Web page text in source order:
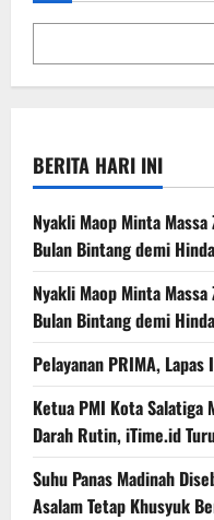
BERITA HARI INI
Nyakli Maop Minta
Bulan Bintang demi
Nyakli Maop Minta
Bulan Bintang demi
Pelayanan PRIMA,
Ketua PMI Kota Salatiga
Darah Rutin, iTime.id
Suhu Panas Madinah
Asalam Tetap Khusyuk